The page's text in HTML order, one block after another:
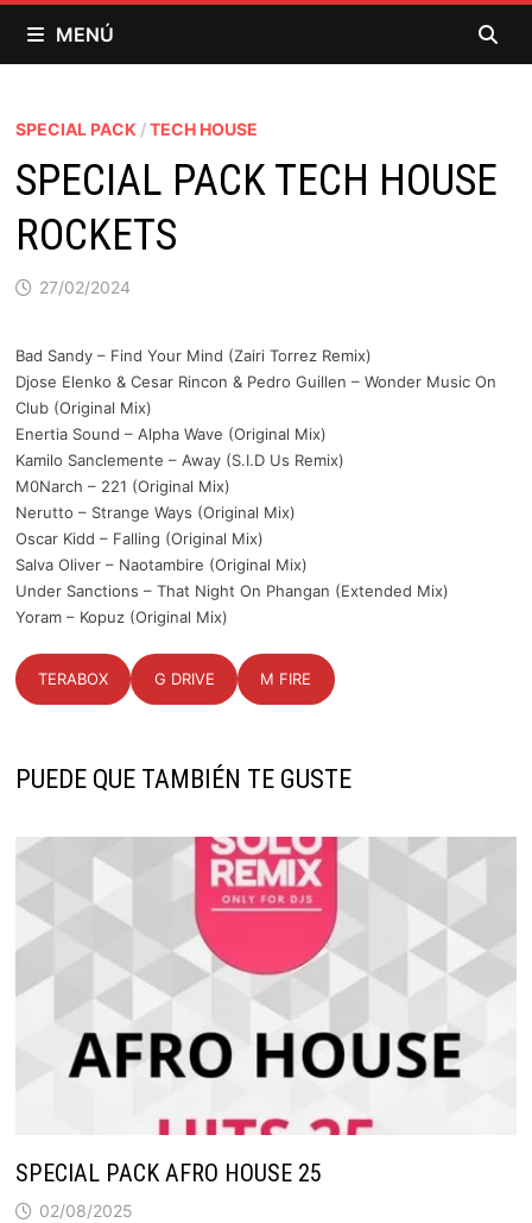
MENÚ
SPECIAL PACK /TECH HOUSE
SPECIAL PACK TECH HOUSE
ROCKETS
27/02/2024
Bad Sandy – Find Your Mind (Zairi Torrez Remix)
Djose Elenko & Cesar Rincon & Pedro Guillen – Wonder Music On
Club (Original Mix)
Enertia Sound – Alpha Wave (Original Mix)
Kamilo Sanclemente – Away (S.I.D Us Remix)
M0Narch – 221 (Original Mix)
Nerutto – Strange Ways (Original Mix)
Oscar Kidd – Falling (Original Mix)
Salva Oliver – Naotambire (Original Mix)
Under Sanctions – That Night On Phangan (Extended Mix)
Yoram – Kopuz (Original Mix)
TERABOX G DRIVE M FIRE
PUEDE QUE TAMBIÉN TE GUSTE
SPECIAL PACK AFRO HOUSE 25
02/08/2025